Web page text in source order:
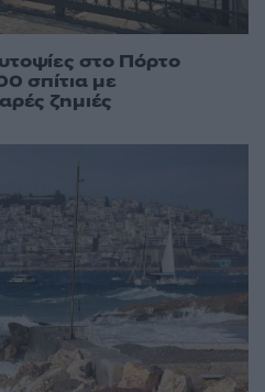
στο Πόρτο
σπίτια με
ζημιές